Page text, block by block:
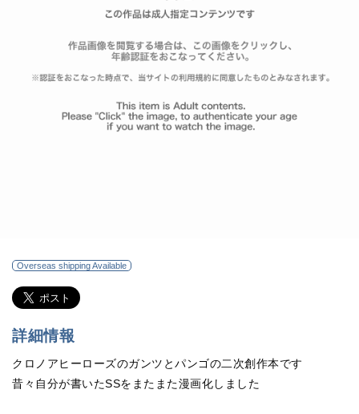
Overseas shipping Available
詳細情報
クロノアヒーローズのガンツとパンゴの二次創作本です
昔々自分が書いたSSをまたまた漫画化しました